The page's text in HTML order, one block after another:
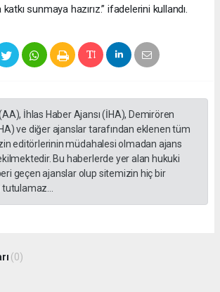
sunmaya hazırız.” ifadelerini kullandı.
İhlas Haber Ajansı (İHA), Demirören
ve diğer ajanslar tarafından eklenen tüm
editörlerinin müdahalesi olmadan ajans
Bu haberlerde yer alan hukuki
geçen ajanslar olup sitemizin hiç bir
(0)